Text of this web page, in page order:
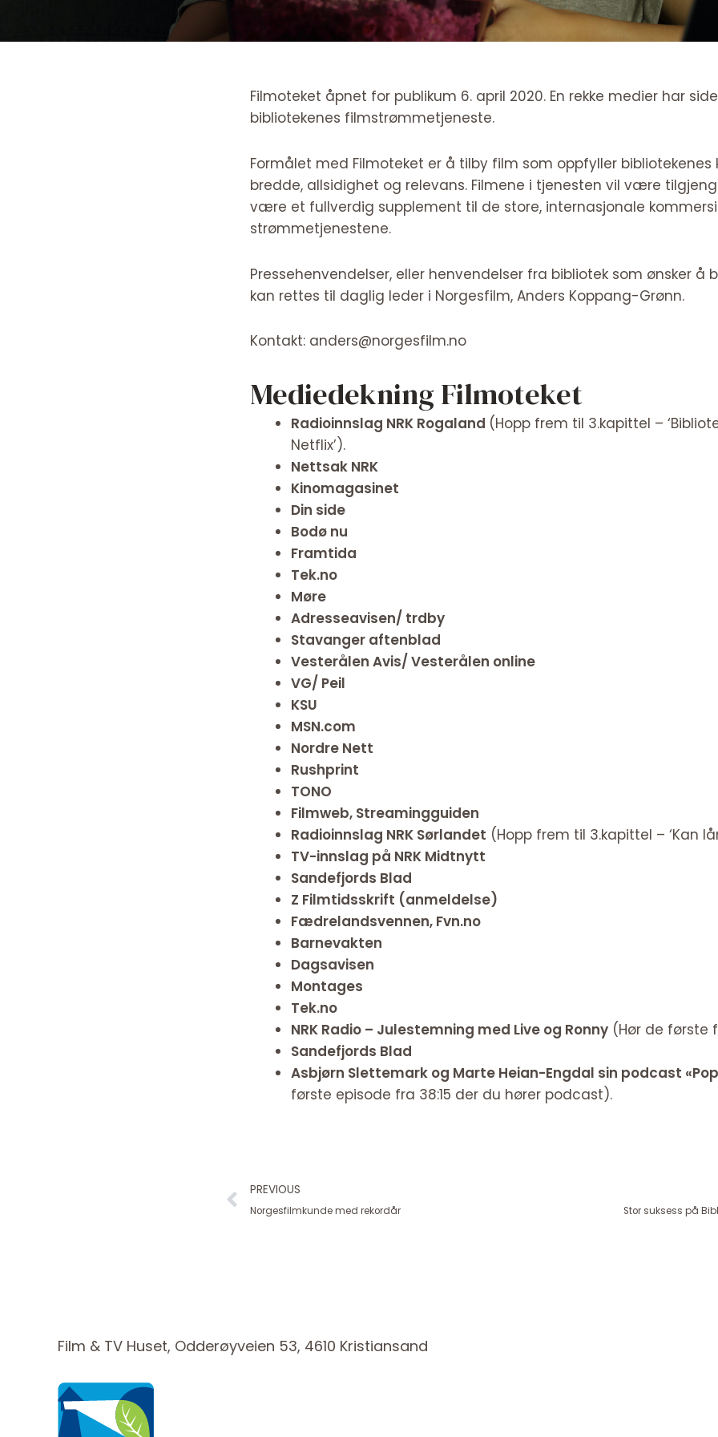
Filmoteket åpnet for publikum 6. april 2020. En rekke medier har
bibliotekenes filmstrømmetjeneste.
Formålet med Filmoteket er å tilby film som oppfyller bibliotekenes
bredde, allsidighet og relevans. Filmene i tjenesten vil være
være et fullverdig supplement til de store, internasjonale
strømmetjenestene.
Pressehenvendelser, eller henvendelser fra bibliotek som ønsker å
kan rettes til daglig leder i Norgesfilm, Anders Koppang-Grønn.
Kontakt: anders@norgesfilm.no
Mediedekning Filmoteket
Radioinnslag NRK Rogaland (Hopp frem til 3.kapittel –
Netflix’).
Nettsak NRK
Kinomagasinet
Din side
Bodø nu
Framtida
Tek.no
Møre
Adresseavisen/ trdby
Stavanger aftenblad
Vesterålen Avis/ Vesterålen online
VG/ Peil
KSU
MSN.com
Nordre Nett
Rushprint
TONO
Filmweb, Streamingguiden
Radioinnslag NRK Sørlandet (Hopp frem til 3.kapittel – ‘Kan
TV-innslag på NRK Midtnytt
Sandefjords Blad
Z Filmtidsskrift (anmeldelse)
Fædrelandsvennen, Fvn.no
Barnevakten
Dagsavisen
Montages
Tek.no
NRK Radio – Julestemning med Live og Ronny (Hør de første
Sandefjords Blad
Asbjørn Slettemark og Marte Heian-Engdal sin podcast
første episode fra 38:15 der du hører podcast).
Prev
PREVIOUS
Norgesfilmkunde med rekordår Stor suksess på
Film & TV Huset, Odderøyveien 53, 4610 Kristiansand